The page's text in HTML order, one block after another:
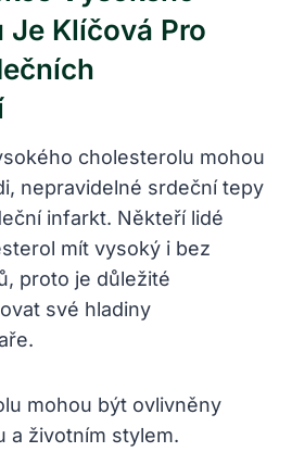
Je Klíčová Pro
cholesterolu mohou
nepravidelné srdeční tepy
infarkt. Někteří lidé
mít vysoký i bez
proto je důležité
své hladiny
mohou být ovlivněny
a životním stylem.